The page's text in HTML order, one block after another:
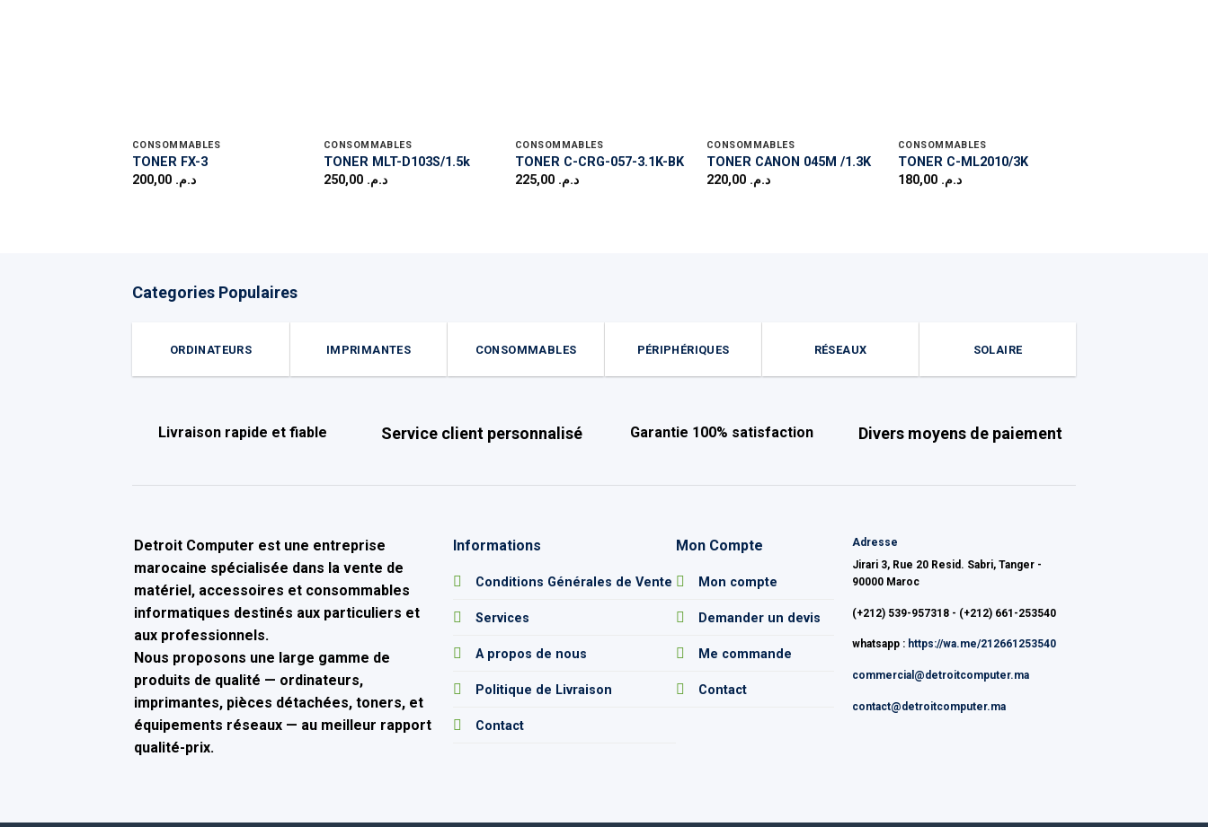
CONSOMMABLES
TONER FX-3
د.م. 200,00
CONSOMMABLES
TONER MLT-D103S/1.5k
د.م. 250,00
CONSOMMABLES
TONER C-CRG-057-3.1K-BK
د.م. 225,00
CONSOMMABLES
TONER CANON 045M /1.3K
د.م. 220,00
CONSOMMABLES
TONER C-ML2010/3K
د.م. 180,00
Categories Populaires
ORDINATEURS IMPRIMANTES CONSOMMABLES PÉRIPHÉRIQUES RÉSEAUX SOLAIRE
Livraison rapide et fiable Service client personnalisé Garantie 100% satisfaction Divers moyens de paiement
Detroit Computer est une entreprise
marocaine spécialisée dans lavente de
matériel, accessoires et consommables
informatiques destinés aux particuliers et
aux professionnels.
Nous proposons une large gamme de
produits de qualité — ordinateurs,
imprimantes, pièces détachées, toners, et
équipements réseaux — au meilleur rapport
qualité-prix.
Informations
Conditions Générales de Vente
Services
A propos de nous
Politique de Livraison
Contact
Mon Compte
Mon compte
Demander un devis
Me commande
Contact
Adresse
Jirari 3, Rue 20 Resid. Sabri, Tanger -
90000 Maroc
(+212) 539-957318 - (+212) 661-253540
whatsapp : https://wa.me/212661253540
commercial@detroitcomputer.ma
contact@detroitcomputer.ma